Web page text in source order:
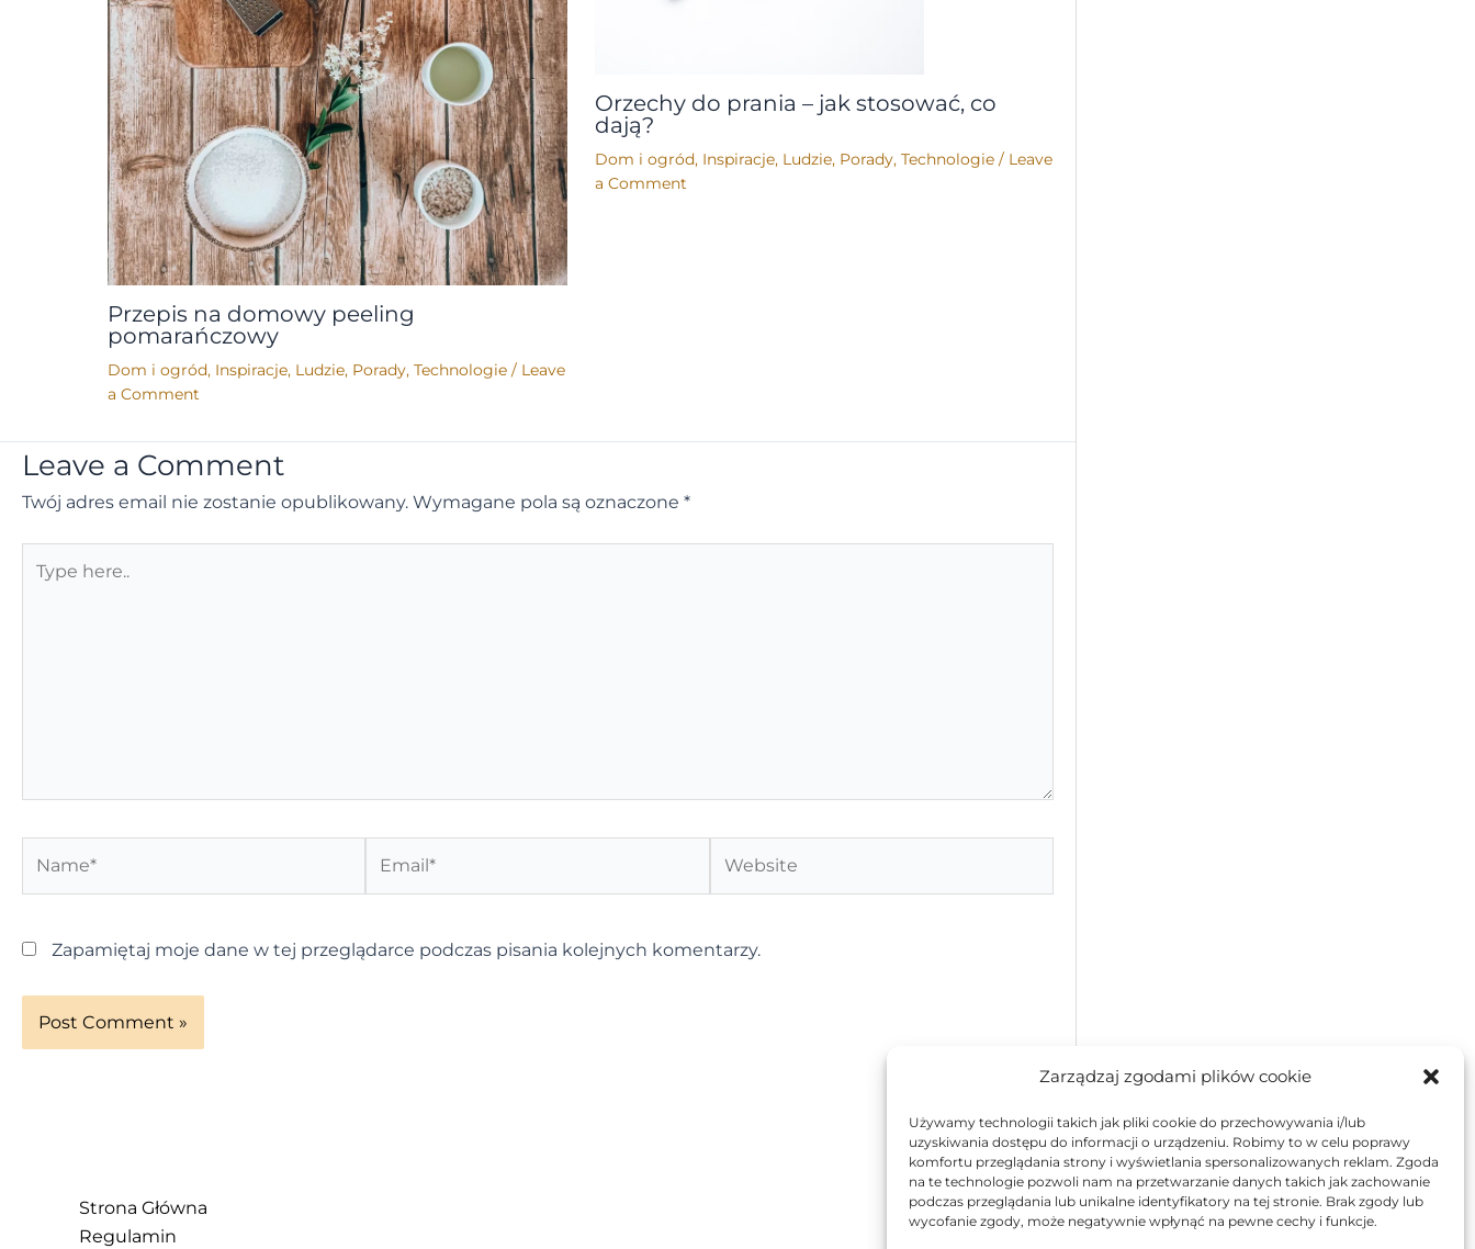
Zarządzaj zgodami plików cookie
Używamy technologii takich jak pliki cookie do przechowywania i/lub
uzyskiwania dostępu do informacji o urządzeniu. Robimy to w celu poprawy
komfortu przeglądania strony i wyświetlania spersonalizowanych reklam. Zgoda
na te technologie pozwoli nam na przetwarzanie danych takich jak zachowanie
podczas przeglądania lub unikalne identyfikatory na tej stronie. Brak zgody lub
wycofanie zgody, może negatywnie wpłynąć na pewne cechy i funkcje.
Przepis na domowy peeling
pomarańczowy
Dom i ogród, Inspiracje, Ludzie, Porady, Technologie / Leave
a Comment
Orzechy do prania – jak stosować, co
dają?
Dom i ogród, Inspiracje, Ludzie, Porady, Technologie/ Leave
a Comment
Leave a Comment
Twój adres email nie zostanie opublikowany. Wymagane pola są oznaczone *
here..
Zapamiętaj moje dane w tej przeglądarce podczas pisania kolejnych komentarzy.
Strona Główna
Regulamin
Dom i ogród
Inspiracje